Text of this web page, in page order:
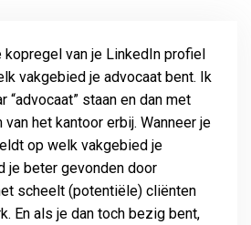
kopregel van je LinkedIn profiel
vakgebied je advocaat bent. Ik
“advocaat” staan en dan met
het kantoor erbij. Wanneer je
op welk vakgebied je
je beter gevonden door
scheelt (potentiële) cliënten
En als je dan toch bezig bent,